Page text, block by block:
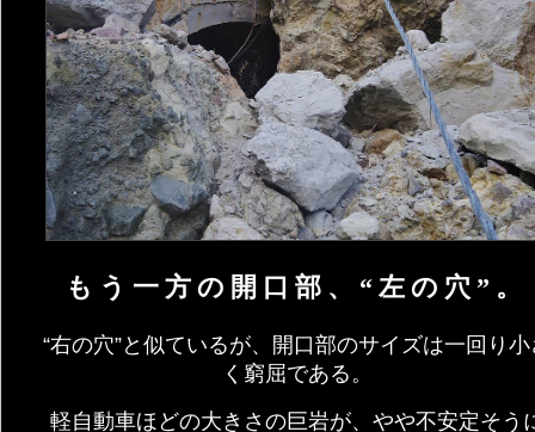
もう一方の開口部、“左の穴”。
“右の穴”と似ているが、開口部のサイズは一回り小
く窮屈である。
軽自動車ほどの大きさの巨岩が、やや不安定そう